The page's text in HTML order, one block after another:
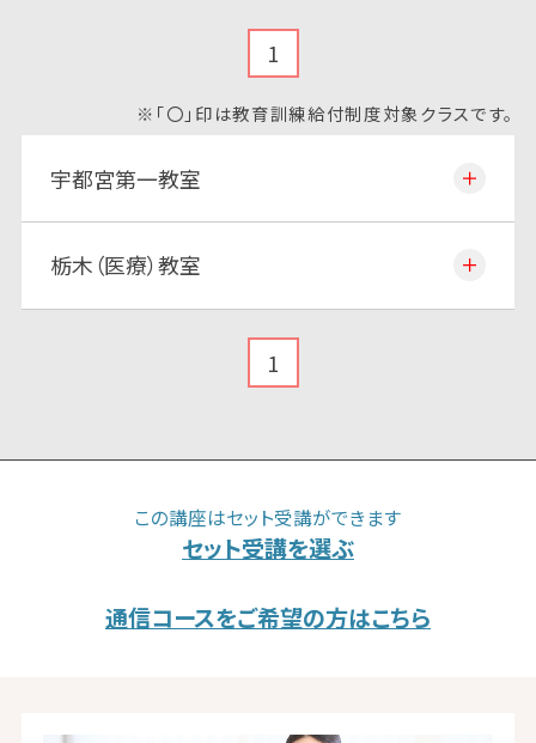
1
※「〇」印は教育訓練給付制度対象クラスです。
宇都宮第一教室
栃木（医療）教室
1
この講座はセット受講ができます
セット受講を選ぶ
通信コースをご希望の方はこちら